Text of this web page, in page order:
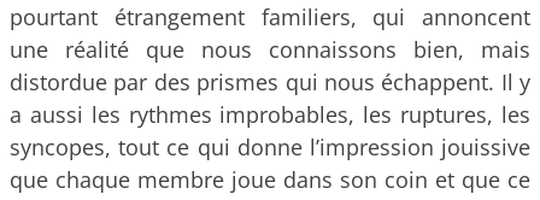
pourtant étrangement familiers, qui annoncent
une réalité que nous connaissons bien, mais
distordue par des prismes qui nous échappent. Il y
a aussi les rythmes improbables, les ruptures, les
syncopes, tout ce qui donne l’impression jouissive
que chaque membre joue dans son coin et que ce